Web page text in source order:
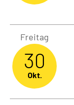
Freitag
30
Okt.